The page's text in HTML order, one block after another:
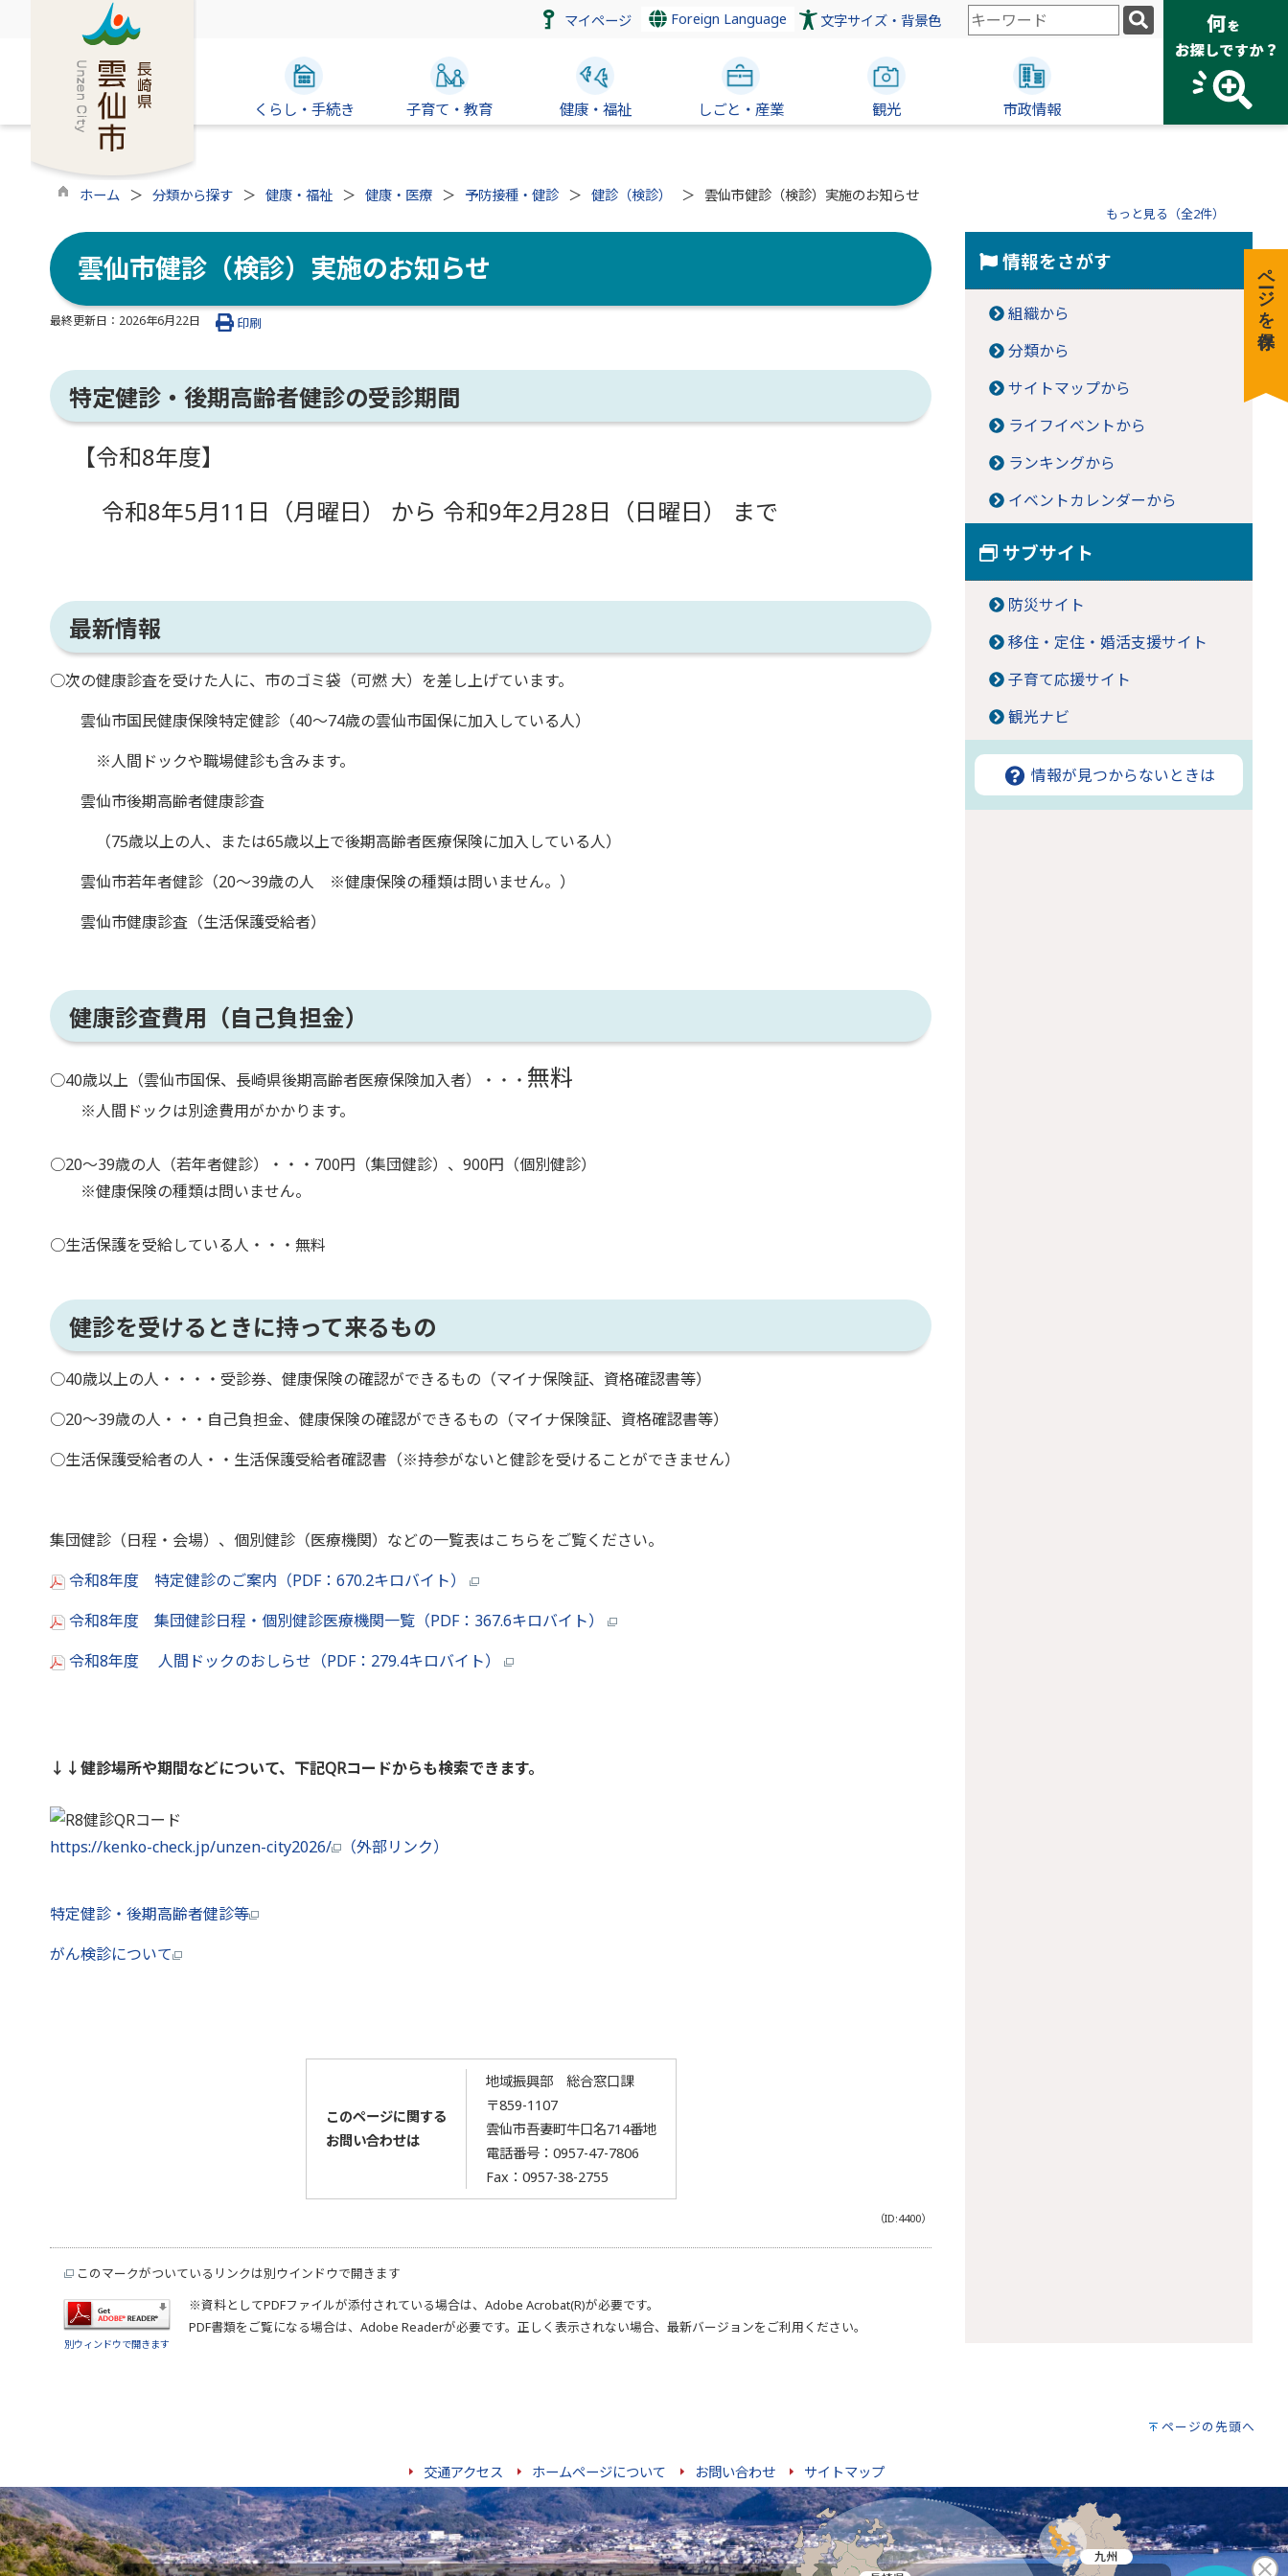
マイページ Foreign Language 文字サイズ・背景色
検
索
ー
くらし・手続き 子育て・教育 健康・福祉 しごと・産業 観光 市政情報
ホーム 分類から探す 健康・福祉 健康・医療 予防接種・健診 健診（検診） 雲仙市健診（検診）実施のお知らせ
もっと見る（全2件）
雲仙市健診（検診）実施のお知らせ
最終更新日： 2026年6月22日 印刷
特定健診・後期高齢者健診の受診期間
【令和8年度】
令和8年5月11日（月曜日） から 令和9年2月28日（日曜日） まで
最新情報
○次の健康診査を受けた人に、市のゴミ袋（可燃 大）を差し上げています。
雲仙市国民健康保険特定健診（40～74歳の雲仙市国保に加入している人）
※人間ドックや職場健診も含みます。
雲仙市後期高齢者健康診査
（75歳以上の人、または65歳以上で後期高齢者医療保険に加入している人）
雲仙市若年者健診（20～39歳の人 ※健康保険の種類は問いません。）
雲仙市健康診査（生活保護受給者）
健康診査費用（自己負担金）
○40歳以上（雲仙市国保、長崎県後期高齢者医療保険加入者）・・・ 無料
※人間ドックは別途費用がかかります。
○20～39歳の人（若年者健診）・・・700円（集団健診）、900円（個別健診）
※健康保険の種類は問いません。
○生活保護を受給している人・・・無料
健診を受けるときに持って来るもの
○40歳以上の人・・・・受診券、健康保険の確認ができるもの（マイナ保険証、資格確認書等）
○20～39歳の人・・・自己負担金、健康保険の確認ができるもの（マイナ保険証、資格確認書等）
○生活保護受給者の人・・生活保護受給者確認書（※持参がないと健診を受けることができません）
集団健診（日程・会場）、個別健診（医療機関）などの一覧表はこちらをご覧ください。
令和8年度 特定健診のご案内（PDF：670.2キロバイト）
令和8年度 集団健診日程・個別健診医療機関一覧（PDF：367.6キロバイト）
令和8年度 人間ドックのおしらせ（PDF：279.4キロバイト）
↓↓健診場所や期間などについて、下記QRコードからも検索できます。
https://kenko-check.jp/unzen-city2026/ （外部リンク）
特定健診・後期高齢者健診等
がん検診について
このページに関する
お問い合わせは
地域振興部 総合窓口課
〒859-1107
雲仙市吾妻町牛口名714番地
電話番号： 0957-47-7806
Fax：0957-38-2755
（ID:4400）
このマークがついているリンクは別ウインドウで開きます
別ウィンドウで開きます
※資料としてPDFファイルが添付されている場合は、 Adobe Acrobat(R)が必要です。
PDF書類をご覧になる場合は、 Adobe Readerが必要です。正しく表示されない場合、最新バージョンをご利用ください。
情報をさがす
組織から
分類から
サイトマップから
ライフイベントから
ランキングから
イベントカレンダーから
サブサイト
防災サイト
移住・定住・婚活支援サイト
子育て応援サイト
観光ナビ
情報が見つからないときは
ページの先頭へ
交通アクセス ホームページについて お問い合わせ サイトマップ
ページを保存